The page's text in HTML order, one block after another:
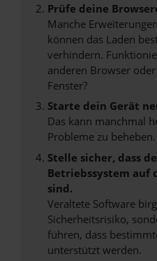
Prüfe deine
Manche
können das Laden
verhindern.
anderen Browser
Fenster?
Starte dein Gerät
Das kann manchmal
Probleme zu beheben.
Stelle sicher, dass
Betriebssystem auf
sind.
Veraltete Software
Sicherheitsrisiko,
führen, dass
unterstützt werden.